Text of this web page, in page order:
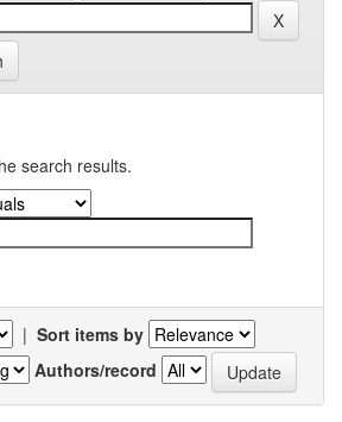
search results.
| Sort items by
Authors/record